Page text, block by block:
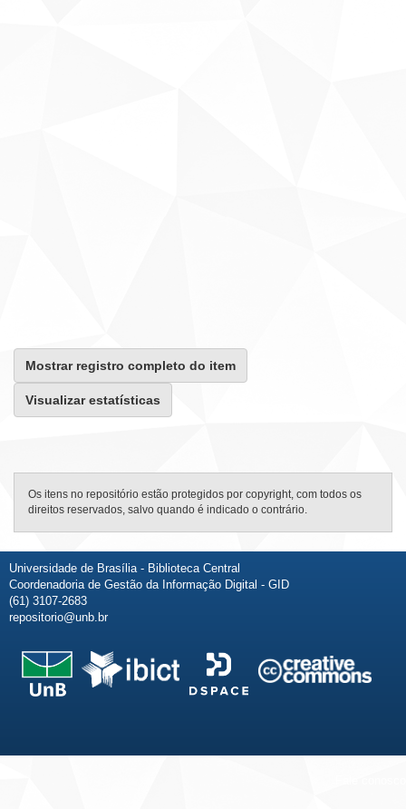
Mostrar registro completo do item
Visualizar estatísticas
Os itens no repositório estão protegidos por copyright, com todos os
direitos reservados, salvo quando é indicado o contrário.
Universidade de Brasília - Biblioteca Central
Coordenadoria de Gestão da Informação Digital - GID
(61) 3107-2683
repositorio@unb.br